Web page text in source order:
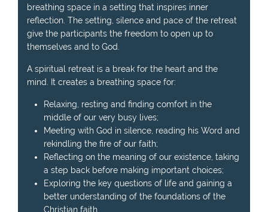
breathing space in a setting that inspires inner
reflection. The setting, silence and pace of the retreat
give the participants the freedom to open up to
themselves and to God.
A spiritual retreat is a break for the heart and the
mind. It creates a breathing space for:
Relaxing, resting and finding comfort in the
middle of our very busy lives;
Meeting with God in silence, reading his Word and
rekindling the fire of our faith;
Reflecting on the meaning of our existence, taking
a step back before making important choices;
Exploring the key questions of life and gaining a
better understanding of the foundations of the
Christian faith.